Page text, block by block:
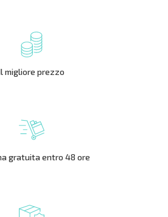
migliore prezzo
gratuita entro 48 ore